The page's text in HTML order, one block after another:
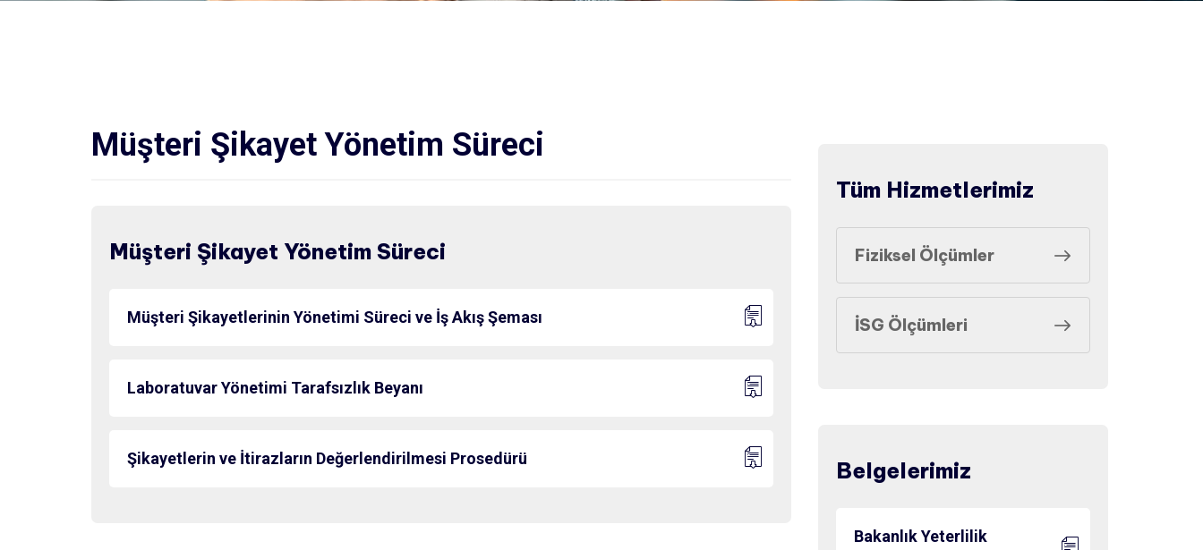
Müşteri Şikayet Yönetim Süreci
Müşteri Şikayet Yönetim Süreci
Müşteri Şikayetlerinin Yönetimi Süreci ve İş Akış Şeması
Laboratuvar Yönetimi Tarafsızlık Beyanı
Şikayetlerin ve İtirazların Değerlendirilmesi Prosedürü
Tüm Hizmetlerimiz
Fiziksel Ölçümler
İSG Ölçümleri
Belgelerimiz
Bakanlık Yeterlilik